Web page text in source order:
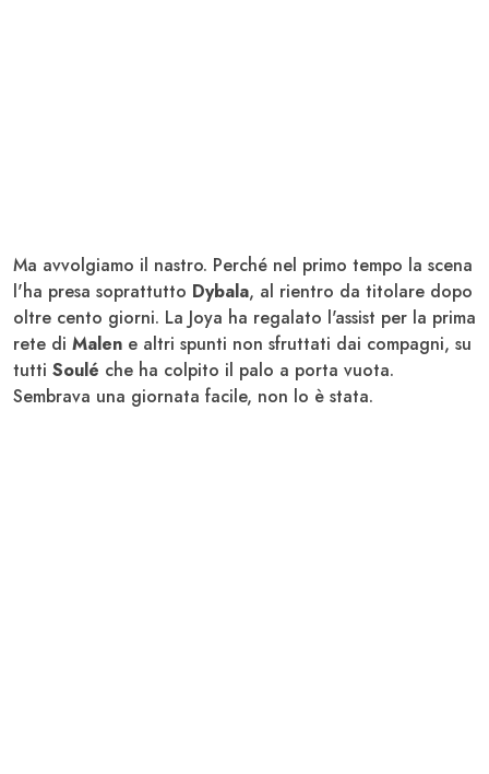
Ma avvolgiamo il nastro. Perché nel primo tempo la scena
l'ha presa soprattutto Dybala, al rientro da titolare dopo
oltre cento giorni. La Joya ha regalato l'assist per la prima
rete di Malen e altri spunti non sfruttati dai compagni, su
tutti Soulé che ha colpito il palo a porta vuota.
Sembrava una giornata facile, non lo è stata.